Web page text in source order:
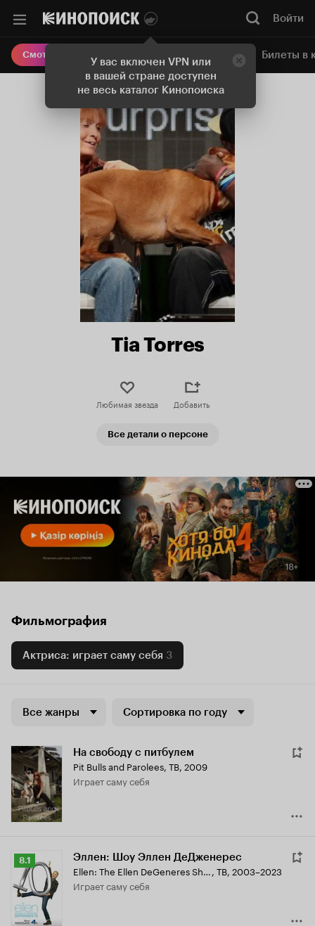
У вас включен VPN или
в вашей стране доступен
не весь каталог Кинопоиска
Войти
Смотреть кино Онлайн-кинотеатр Билеты в
Tia Torres
Любимая звезда Добавить
Все детали о персоне
Фильмография
Актриса: играет саму себя 3
Все жанры Сортировка по году
На свободу с питбулем
Pit Bulls and Parolees, ТВ, 2009
играет саму себя
Рейтинг
Кинопоиска
8.1
8.1 Эллен: Шоу Эллен ДеДженерес
Ellen: The Ellen DeGeneres Show, ТВ, 2003–2023
играет саму себя